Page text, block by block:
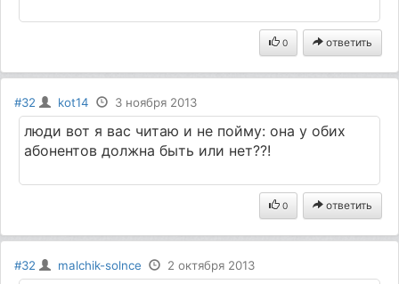
0 ответить
#32 kot14 3 ноября 2013
люди вот я вас читаю и не пойму: она у обих
абонентов должна быть или нет??!
0 ответить
#32 malchik-solnce 2 октября 2013